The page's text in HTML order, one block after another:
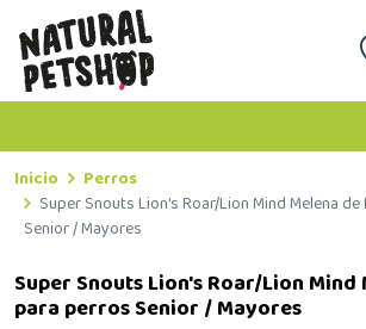
Inicio
Perros
Super Snouts Lion's Roar/Lion Mind Melena
Senior / Mayores
Super Snouts Lion's Roar/Lion Mind
para perros Senior / Mayores